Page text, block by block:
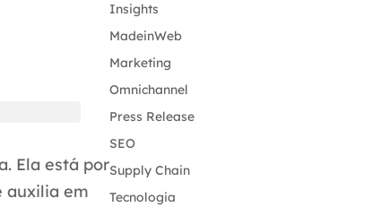
Ela está por
auxilia em
Insights
MadeinWeb
Marketing
Omnichannel
Press Release
SEO
Supply Chain
Tecnologia